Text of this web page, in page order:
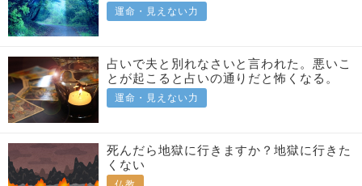
運命・見えない力
占いで夫と別れなさいと言われた。悪いこ
とが起こると占いの通りだと怖くなる。
運命・見えない力
死んだら地獄に行きますか？地獄に行きた
くない